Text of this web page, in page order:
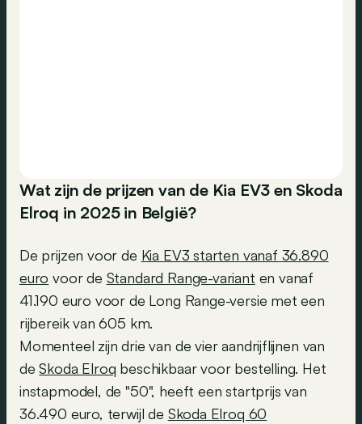
Wat zijn de prijzen van de Kia EV3 en Skoda
Elroq in 2025 in België?
De prijzen voor de Kia EV3 starten vanaf 36.890
euro voor de Standard Range-variant en vanaf
41.190 euro voor de Long Range-versie met een
rijbereik van 605 km.
Momenteel zijn drie van de vier aandrijflijnen van
deSkoda Elroq beschikbaar voor bestelling. Het
instapmodel, de "50", heeft een startprijs van
36.490 euro, terwijl de Skoda Elroq 60